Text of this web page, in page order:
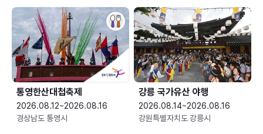
통영한산대첩축제
2026.08.12~2026.08.16
경상남도 통영시
강릉 국가유산 야행
2026.08.14~2026.08.16
강원특별자치도 강릉시